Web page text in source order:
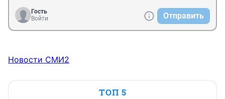
Гость
Войти
Отправить
Новости СМИ2
ТОП 5